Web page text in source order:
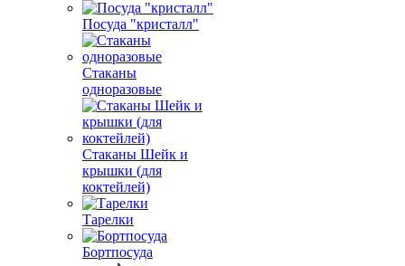
Посуда "кристалл"
Стаканы
одноразовые
Стаканы Шейк и
крышки (для
коктейлей)
Тарелки
Бортпосуда